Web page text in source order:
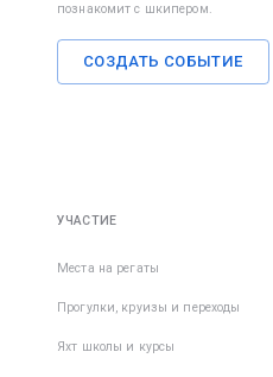
познакомит с шкипером.
СОЗДАТЬ СОБЫТИЕ
УЧАСТИЕ
Места на регаты
Прогулки, круизы и переходы
Яхт школы и курсы